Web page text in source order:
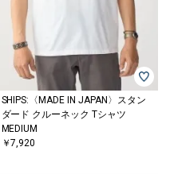
SHIPS:〈MADE IN JAPAN〉スタン
ダード クルーネック Tシャツ
MEDIUM
￥7,920